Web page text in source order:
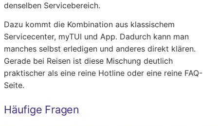
denselben Servicebereich.
Dazu kommt die Kombination aus klassischem
Servicecenter, myTUI und App. Dadurch kann man
manches selbst erledigen und anderes direkt klären.
Gerade bei Reisen ist diese Mischung deutlich
praktischer als eine reine Hotline oder eine reine FAQ-
Seite.
Häufige Fragen